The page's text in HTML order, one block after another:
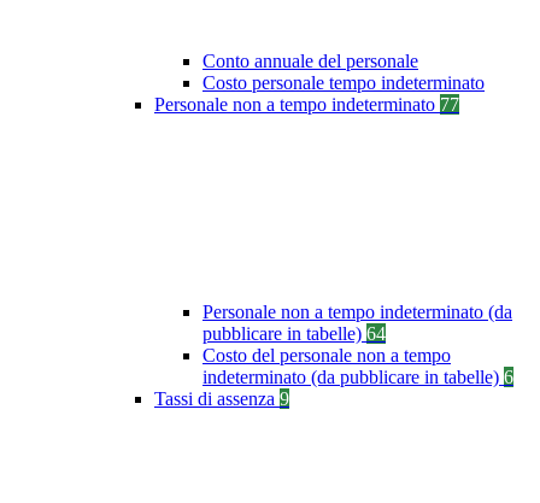
Conto annuale del personale
Costo personale tempo indeterminato
Personale non a tempo indeterminato 77
Personale non a tempo indeterminato (da
pubblicare in tabelle) 64
Costo del personale non a tempo
indeterminato (da pubblicare in tabelle) 6
Tassi di assenza 9